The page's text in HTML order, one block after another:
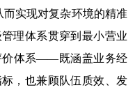
实现对复杂环境的精准
理体系贯穿到最小营业
价体系——既涵盖业务经
，也兼顾队伍质效、发